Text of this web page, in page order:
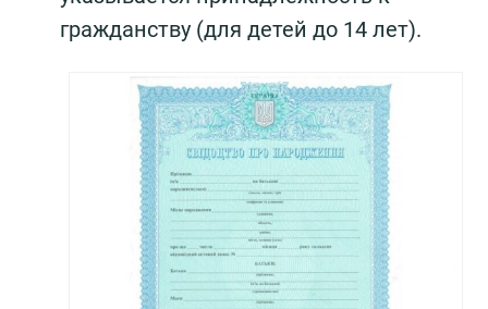
гражданству (для детей до 14 лет).